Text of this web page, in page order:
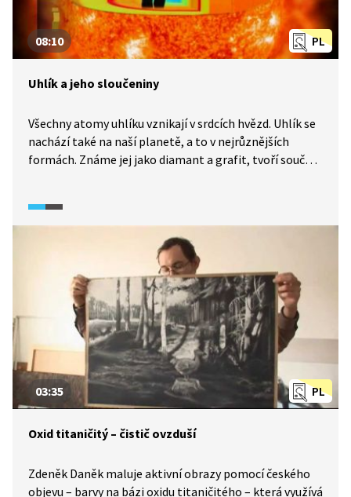
PL
08:10
Uhlík a jeho sloučeniny
Všechny atomy uhlíku vznikají v srdcích hvězd. Uhlík se
nachází také na naší planetě, a to v nejrůznějších
formách. Známe jej jako diamant a grafit, tvoří součást
koloběhu, jehož součástí jsou geologické pochody
cyklem a zopakuje některé klíčové experimenty, které
PL
03:35
Oxid titaničitý – čistič ovzduší
Zdeněk Daněk maluje aktivní obrazy pomocí českého
objevu – barvy na bázi oxidu titaničitého – která využívá